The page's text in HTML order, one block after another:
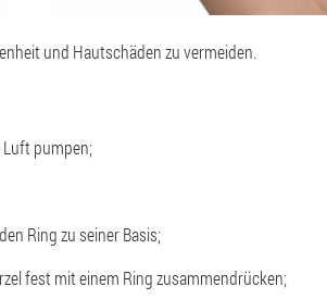
und Hautschäden zu vermeiden.
Luft pumpen;
Ring zu seiner Basis;
fest mit einem Ring zusammendrücken;